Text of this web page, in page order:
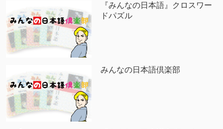
『みんなの日本語』クロスワー
ドパズル
みんなの日本語倶楽部